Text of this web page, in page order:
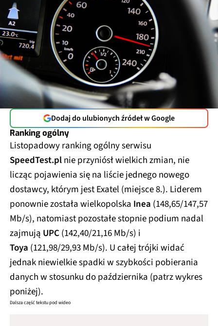
Dodaj do ulubionych źródeł w Google
Ranking ogólny
Listopadowy ranking ogólny serwisu
SpeedTest.plnie przyniósł wielkich zmian, nie
licząc pojawienia się na liście jednego nowego
dostawcy, którym jest Exatel (miejsce 8.). Liderem
ponownie została wielkopolska Inea (148,65/147,57
Mb/s), natomiast pozostałe stopnie podium nadal
zajmują UPC(142,40/21,16 Mb/s) i
Toya (121,98/29,93 Mb/s). U całej trójki widać
jednak niewielkie spadki w szybkości pobierania
danych w stosunku do października (patrz wykres
poniżej).
Dalsza część tekstu pod wideo